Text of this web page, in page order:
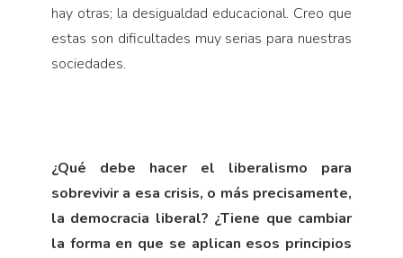
hay otras; la desigualdad educacional. Creo que
estas son dificultades muy serias para nuestras
sociedades.
¿Qué debe hacer el liberalismo para
sobrevivir a esa crisis, o más precisamente,
la democracia libe­ral? ¿Tiene que cambiar
la forma en que se aplican esos principios